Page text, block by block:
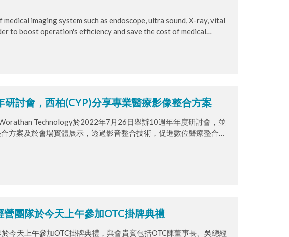
imaging system such as endoscope, ultra sound, X-ray, vital
to boost operation's efficiency and save the cost of medical
討會，西柏(CYP)分享專業醫療影像整合方案
Technology於2022年7月26日舉辦10週年年度研討會，並
方案及於會場實體展示，透過影音整合技術，促進數位醫療整合與
團隊於今天上午參加OTC掛牌典禮
今天上午參加OTC掛牌典禮，與會貴賓包括OTC陳董事長、吳總經